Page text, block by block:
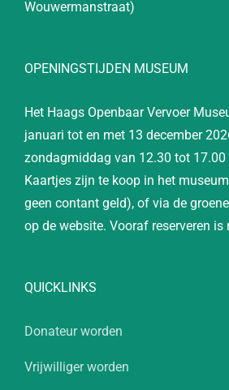
Wouwermanstraat)
OPENINGSTIJDEN MUSEUM
Het Haags Openbaar Vervoer
januari tot en met 13 december
zondagmiddag van 12.30 tot 17.00
Kaartjes zijn te koop in het
geen contant geld), of via de
op de website. Vooraf reserveren is
QUICKLINKS
Donateur worden
Vrijwilliger worden